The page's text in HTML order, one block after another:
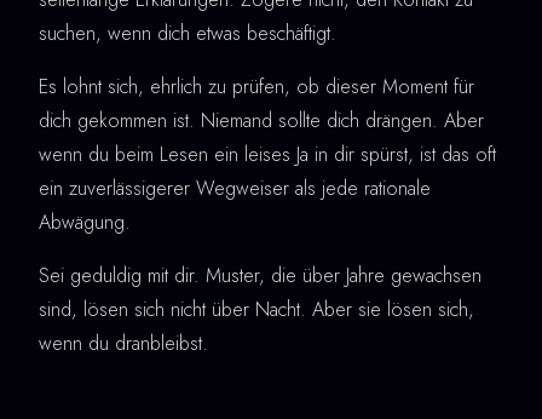
suchen, wenn dich etwas beschäftigt.
Es lohnt sich, ehrlich zu prüfen, ob dieser Moment für
dich gekommen ist. Niemand sollte dich drängen. Aber
wenn du beim Lesen ein leises Ja in dir spürst, ist das oft
ein zuverlässigerer Wegweiser als jede rationale
Abwägung.
Sei geduldig mit dir. Muster, die über Jahre gewachsen
sind, lösen sich nicht über Nacht. Aber sie lösen sich,
wenn du dranbleibst.